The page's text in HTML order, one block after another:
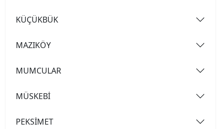
KÜÇÜKBÜK
MAZIKÖY
MUMCULAR
MÜSKEBİ
PEKSİMET